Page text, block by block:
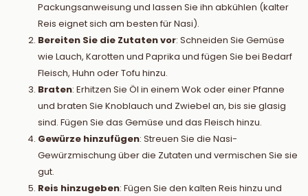
Packungsanweisung und lassen Sie ihn abkühlen (kalter
Reis eignet sich am besten für Nasi).
Bereiten Sie die Zutaten vor: Schneiden Sie Gemüse
wie Lauch, Karotten und Paprika und fügen Sie bei Bedarf
Fleisch, Huhn oder Tofu hinzu.
Braten: Erhitzen Sie Öl in einem Wok oder einer Pfanne
und braten Sie Knoblauch und Zwiebel an, bis sie glasig
sind. Fügen Sie das Gemüse und das Fleisch hinzu.
Gewürze hinzufügen: Streuen Sie die Nasi-
Gewürzmischung über die Zutaten und vermischen Sie sie
gut.
Reis hinzugeben: Fügen Sie den kalten Reis hinzu und